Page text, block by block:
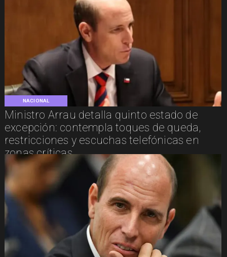
NACIONAL
Ministro Arrau detalla quinto estado de
excepción: contempla toques de queda,
restricciones y escuchas telefónicas en
zonas críticas